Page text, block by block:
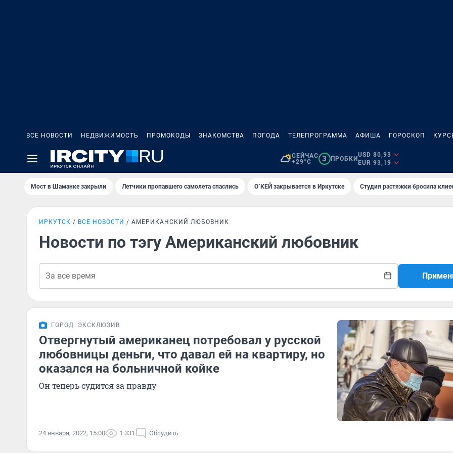
ВСЕ НОВОСТИ НЕДВИЖИМОСТЬ ПРОМОКОДЫ ЗНАКОМСТВА ПОГОДА ТЕЛЕПРОГРАММА АФИША ГОРОСКОП
СЕЙЧАС
+29°C
3 ПРОБКИ
USD 80,93
EUR 93,19
Мост в Шаманке закрыли Летчики пропавшего самолета спаслись О`КЕЙ закрывается в Иркутске Студия растяжки бросила
ИРКУТСК ВСЕ НОВОСТИ АМЕРИКАНСКИЙ ЛЮБОВНИК
Новости по тэгу Американский любовник
ГОРОД ЭКСКЛЮЗИВ
Отвергнутый американец потребовал у русской
любовницы деньги, что давал ей на квартиру, но
оказался на больничной койке
Он теперь судится за правду
24 января, 2022, 15:00 1 331 Обсудить